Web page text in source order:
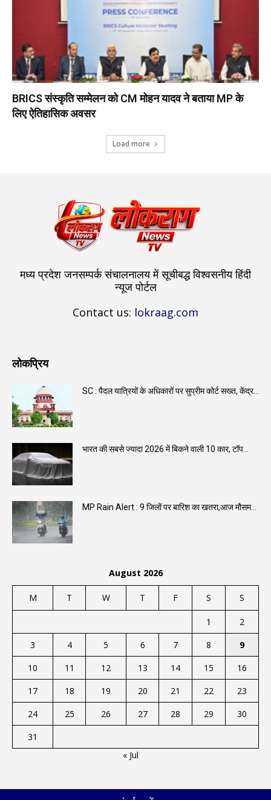
BRICS संस्कृति सम्मेलन को CM मोहन यादव ने बताया MP के
लिए ऐतिहासिक अवसर
Load more
मध्य प्रदेश जनसम्पर्क संचालनालय में सूचीबद्ध विश्वसनीय हिंदी
न्यूज पोर्टल
Contact us: lokraag.com
लोकप्रिय
SC : पैदल यात्रियों के अधिकारों पर सुप्रीम कोर्ट सख्त, केंद्र...
भारत की सबसे ज्यादा 2026 में बिकने वाली 10 कार, टॉप...
MP Rain Alert : 9 जिलों पर बारिश का खतरा,आज मौसम...
August 2026
M T W T F S S
1
2
3
4 5 6 7 8
9
10
11 12 13 14 15
16
17
18 19 20 21 22
23
24
25 26 27 28 29
30
31
« Jul